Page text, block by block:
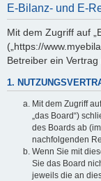
E-Bilanz- und E-
Mit dem Zugriff auf
(„https://
Betreiber ein
1.
Mit dem Zugriff
„das Board“)
des Boards ab
nachfolgenden
Wenn Sie mit
Sie das Board
jeweils die an